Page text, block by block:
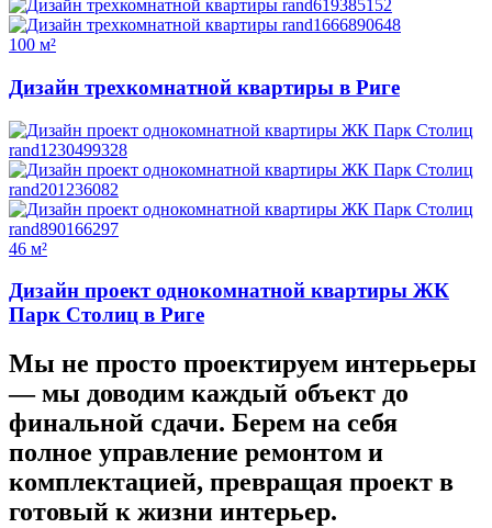
100 м²
Дизайн трехкомнатной квартиры в Риге
46 м²
Дизайн проект однокомнатной квартиры ЖК
Парк Столиц в Риге
Мы не просто проектируем интерьеры
—мы доводим каждый объект до
финальной сдачи. Берем на себя
полное управление ремонтом и
комплектацией, превращая проект в
готовый к жизни интерьер.